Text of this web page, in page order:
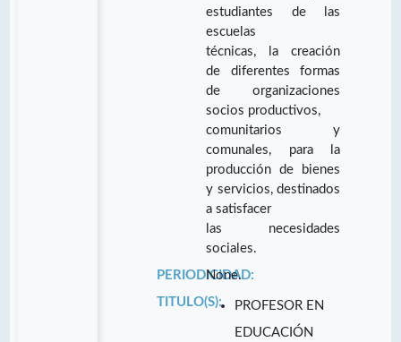
estudiantes de las
escuelas
técnicas, la creación
de diferentes formas
de organizaciones
socios productivos,
comunitarios y
comunales, para la
producción de bienes
y servicios, destinados
a satisfacer
las necesidades
sociales.
PERIODICIDAD:
None.
TITULO(S):
PROFESOR EN
EDUCACIÓN